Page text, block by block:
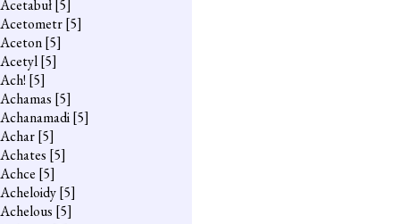
Acetabuł[5]
Acetometr[5]
Aceton[5]
Acetyl[5]
Ach! [5]
Achamas [5]
Achanamadi[5]
Achar[5]
Achates [5]
Achce [5]
Acheloidy[5]
Achelous [5]